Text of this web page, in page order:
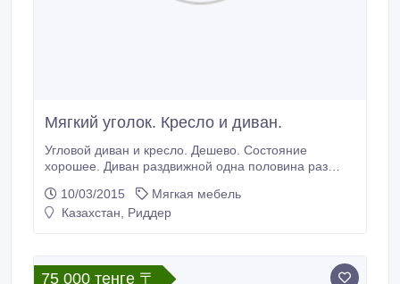
Мягкий уголок. Кресло и диван.
Угловой диван и кресло. Дешево. Состояние
хорошее. Диван раздвижной одна половина раз
половине имеется ниша для вещей..
10/03/2015
Мягкая мебель
Казахстан, Риддер
75 000 тенге 〒